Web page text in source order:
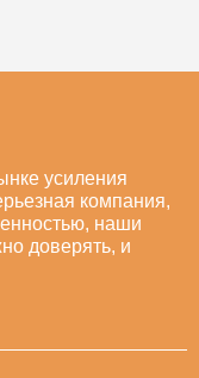
усиления
компания,
наши
доверять, и